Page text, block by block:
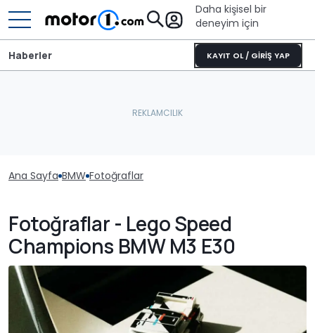
Daha kişisel bir
deneyim için
KAYIT OL / GİRİŞ YAP
Haberler
Ana Sayfa BMW Fotoğraflar
Fotoğraflar - Lego Speed
Champions BMW M3 E30